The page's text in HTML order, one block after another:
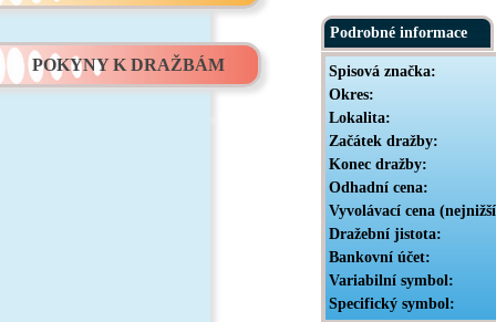
POKYNY K DRAŽBÁM
Podrobné informace
Spisová značka:
Okres:
Lokalita:
Začátek dražby:
Konec dražby:
Odhadní cena:
Vyvolávací cena
Dražební jistota:
Bankovní účet:
Variabilní symbol:
Specifický symbol: